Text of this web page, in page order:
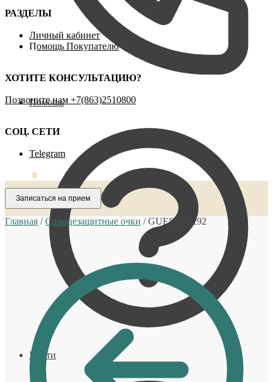
Помощь
Войти
РАЗДЕЛЫ
Личный кабинет
Помощь Покупателю
ХОТИТЕ КОНСУЛЬТАЦИЮ?
Позвоните нам ‪+7(863)2510800
СОЦ. СЕТИ
Telegram
0
Записаться на прием
Главная /Солнцезащитные очки /GUESS 00292